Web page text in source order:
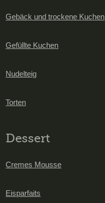
Gebäck und trockene Kuchen
Gefüllte Kuchen
Nudelteig
Torten
Dessert
Cremes Mousse
Eisparfaits